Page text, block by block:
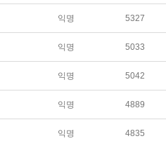
익명 5327
익명 5033
익명 5042
익명 4889
익명 4835